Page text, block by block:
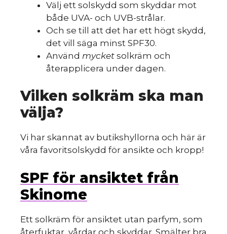
Välj ett solskydd som skyddar mot
både UVA- och UVB-strålar.
Och se till att det har ett högt skydd,
det vill säga minst SPF30.
Använd mycket solkräm och
återapplicera under dagen.
Vilken solkräm ska man
välja?
Vi har skannat av butikshyllorna och här är
våra favoritsolskydd för ansikte och kropp!
SPF för ansiktet från
Skinome
Ett solkräm för ansiktet utan parfym, som
återfuktar, vårdar och skyddar. Smälter bra